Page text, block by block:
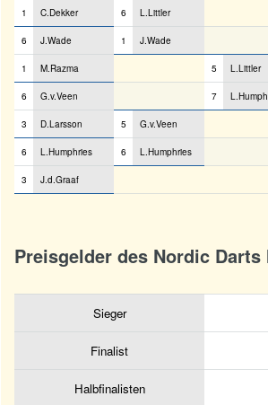
1 C.Dekker 6 L.Littler
6 J.Wade 1 J.Wade
1 M.Razma 5 L.Littler
6 G.v.Veen 7
3 D.Larsson 5 G.v.Veen
6 L.Humphries 6 L.Humphries
3 J.d.Graaf
Preisgelder des Nordic Darts
Sieger
Finalist
Halbfinalisten